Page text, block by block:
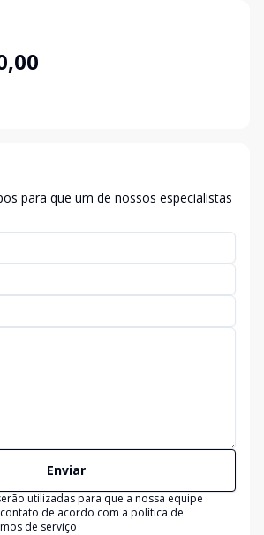
para que um de nossos especialistas
Enviar
utilizadas para que a nossa equipe
de acordo com a política de
de serviço